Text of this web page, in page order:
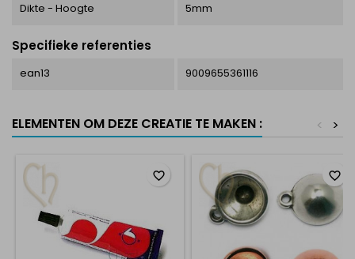
Dikte - Hoogte 5mm
Specifieke referenties
ean13 9009655361116
ELEMENTEN OM DEZE CREATIE TE MAKEN : >
<
favorite_border favorite_border